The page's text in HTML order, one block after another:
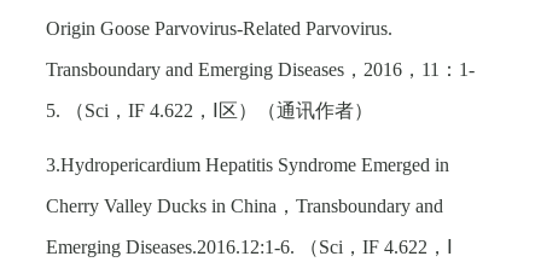
Origin Goose Parvovirus-Related Parvovirus.
Transboundary and Emerging Diseases， 2016， 11 ： 1-
5.
（Sci， IF 4.622，Ⅰ区）（通讯作者）
3.Hydropericardium Hepatitis Syndrome Emerged in
Cherry Valley Ducks in China ， Transboundary and
Emerging Diseases.2016.12:1-6.
（Sci ， IF 4.622 ，Ⅰ